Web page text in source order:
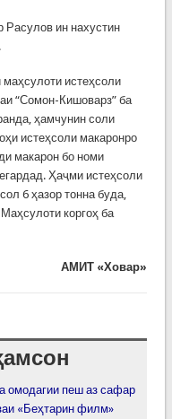
Расулов ин нахустин
истеҳсоли
“Сомон-Кишоварз” ба
ҳамчунин соли
истеҳсоли макаронро
макарон бо номи
Ҳаҷми истеҳсоли
6 ҳазор тонна буда,
коргоҳ ба
АМИТ «Ховар»
омодагии пеш аз сафар
«Беҳтарин филм»